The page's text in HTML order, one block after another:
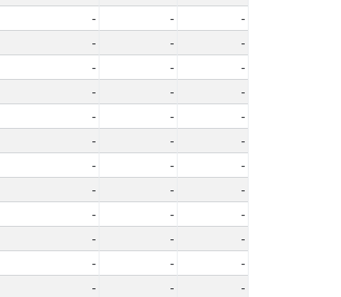
- -
-
- -
-
- -
-
- -
-
- -
-
- -
-
- -
-
- -
-
- -
-
- -
-
- -
-
- -
-